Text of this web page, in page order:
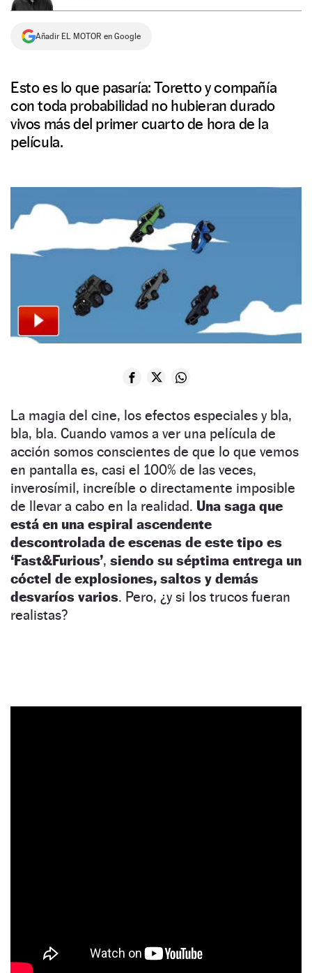
Añadir EL MOTOR en Google
Esto es lo que pasaría: Toretto y compañía
con toda probabilidad no hubieran durado
vivos más del primer cuarto de hora de la
película.
La magia del cine, los efectos especiales y bla,
bla, bla. Cuando vamos a ver una película de
acción somos conscientes de que lo que vemos
en pantalla es, casi el 100% de las veces,
inverosímil, increíble o directamente imposible
de llevar a cabo en la realidad. Una saga que
está en una espiral ascendente
descontrolada de escenas de este tipo es
‘Fast&Furious’, siendo su séptima entrega un
cóctel de explosiones, saltos y demás
desvaríos varios. Pero, ¿y si los trucos fueran
realistas?